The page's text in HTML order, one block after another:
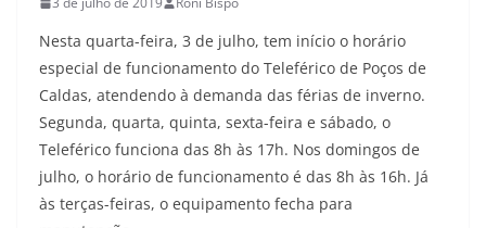
Nesta quarta-feira, 3 de julho, tem início o horário
especial de funcionamento do Teleférico de Poços de
Caldas, atendendo à demanda das férias de inverno.
Segunda, quarta, quinta, sexta-feira e sábado, o
Teleférico funciona das 8h às 17h. Nos domingos de
julho, o horário de funcionamento é das 8h às 16h. Já
às terças-feiras, o equipamento fecha para